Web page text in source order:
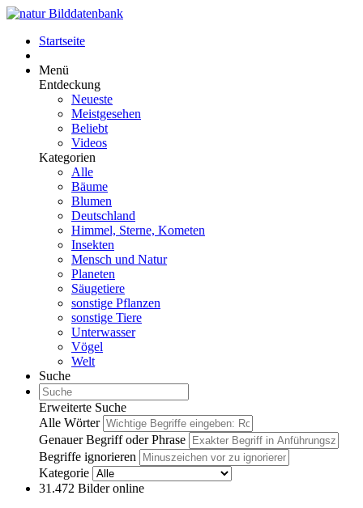
Startseite
Menü
Entdeckung
Neueste
Meistgesehen
Beliebt
Videos
Kategorien
Alle
Bäume
Blumen
Deutschland
Himmel, Sterne, Kometen
Insekten
Mensch und Natur
Planeten
Säugetiere
sonstige Pflanzen
sonstige Tiere
Unterwasser
Vögel
Welt
Suche
Erweiterte Suche
Alle Wörter
Genauer Begriff oder Phrase
Begriffe ignorieren
Kategorie
31.472 Bilder online